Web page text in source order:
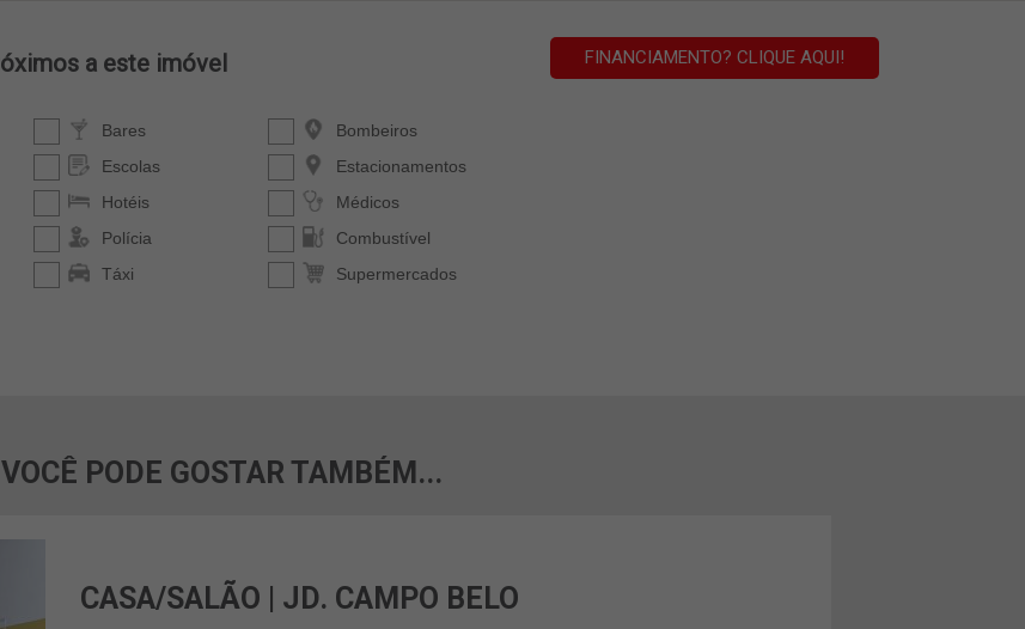
VOCÊ PODE GOSTAR TAMBÉM...
CASA/SALÃO | JD. CAMPO BELO